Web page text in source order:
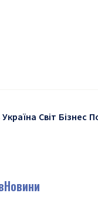
Україна Світ Бізнес
Новини